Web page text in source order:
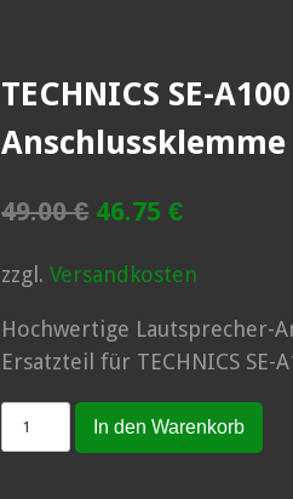
TECHNICS SE-
Anschlussklemme
49.00€ Ursprünglicher
war:
49.00 €
46.75€Aktueller
ist:
46.75 €.
zzgl.Versandkosten
Hochwertige Lautsprecher-
Ersatzteil für TECHNICS SE-
TECHNICS
SE-
In den Warenkorb